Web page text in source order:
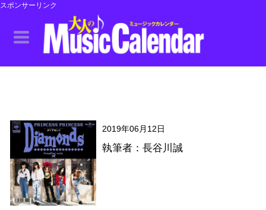
スポンサーリンク
2019年06月12日
執筆者：長谷川誠